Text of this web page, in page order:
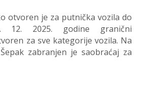
otvoren je za putnička vozila do
2025. godine granični
za sve kategorije vozila. Na
zabranjen je saobraćaj za